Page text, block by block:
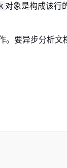
对象是构成该行
。要异步分析文